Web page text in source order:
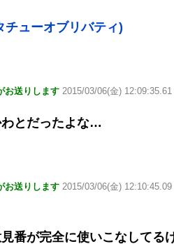
チューオブリバティ)
お送りします 2015/03/06(金)
とだったよな…
お送りします 2015/03/06(金)
番が完全に使いこなしてる